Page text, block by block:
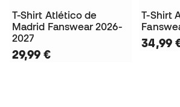
T-Shirt Atlético de
Madrid Fanswear 2026-
2027
29,99 €
T-Shirt
34,99